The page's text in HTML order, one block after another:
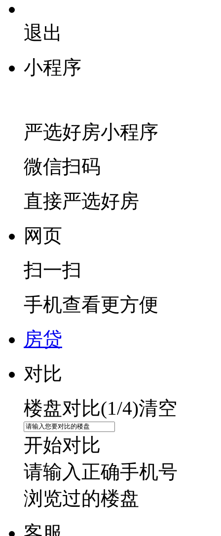
退出
小程序
严选好房小程序
微信扫码
直接严选好房
网页
扫一扫
手机查看更方便
房贷
对比
楼盘对比(1/4)清空
开始对比
请输入正确手机号
浏览过的楼盘